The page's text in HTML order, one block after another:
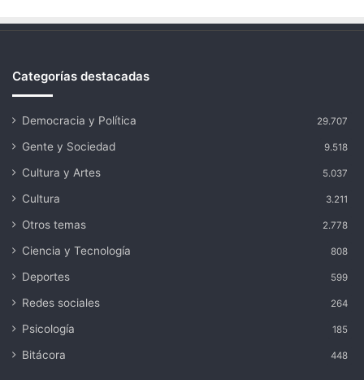
Categorías destacadas
Democracia y Política 29.707
Gente y Sociedad 9.518
Cultura y Artes 5.037
Cultura 3.211
Otros temas 2.778
Ciencia y Tecnología 808
Deportes 599
Redes sociales 264
Psicología 185
Bitácora 448